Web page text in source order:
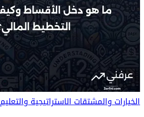
الخيارات والمشتقاتالاستراتيجية والتعليم